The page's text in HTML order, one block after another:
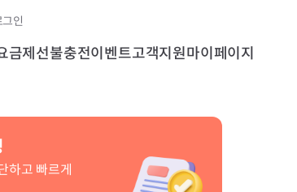
그인
금제 선불충전이벤트고객지원마이페이지
하고 빠르게